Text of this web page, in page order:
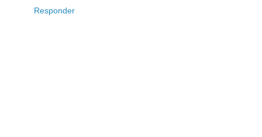
Responder